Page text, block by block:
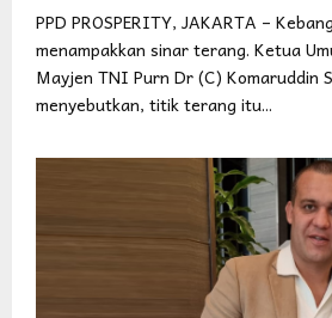
PPD PROSPERITY, JAKARTA –
menampakkan sinar terang. Ketua
Mayjen TNI Purn Dr (C) Komaruddin
menyebutkan, titik terang itu...